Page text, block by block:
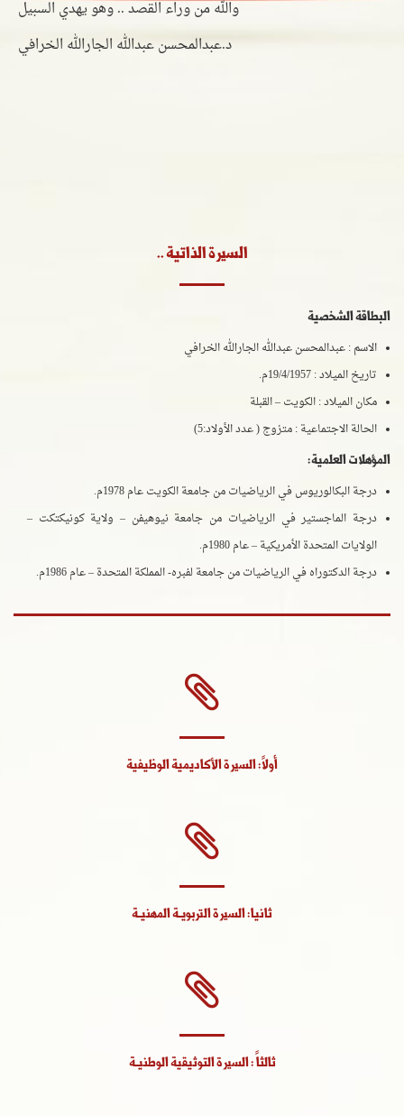
والله من وراء القصد .. وهو يهدي السبيل
د.عبدالمحسن عبدالله الجارالله الخرافي
السيرة الذاتية ..
البطاقة الشخصية
الاسم : عبدالمحسن عبدالله الجارالله الخرافي
تاريخ الميلاد : 19/4/1957م.
مكان الميلاد : الكويت – القبلة
الحالة الاجتماعية : متزوج ( عدد الأولاد:5)
المؤهلات العلمية:
درجة البكالوريوس في الرياضيات من جامعة الكويت عام 1978م.
درجة الماجستير في الرياضيات من جامعة نيوهيفن – ولاية كونيكتكت –
الولايات المتحدة الأمريكية – عام 1980م.
درجة الدكتوراه في الرياضيات من جامعة لفبره- المملكة المتحدة – عام 1986م.
أولاً: السيرة الأكاديمية الوظيفية
ثانيا: السيرة التربويـة المهنيـة
ثالثاً : السيرة التوثيقية الوطنيـة